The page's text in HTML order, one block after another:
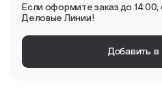
Если оформите заказ до
Деловые Линии!
Добавить в